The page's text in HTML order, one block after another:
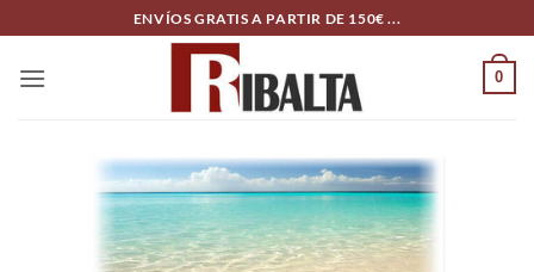
to
content
ENVÍOS GRATIS A PARTIR DE 150€ ...
0